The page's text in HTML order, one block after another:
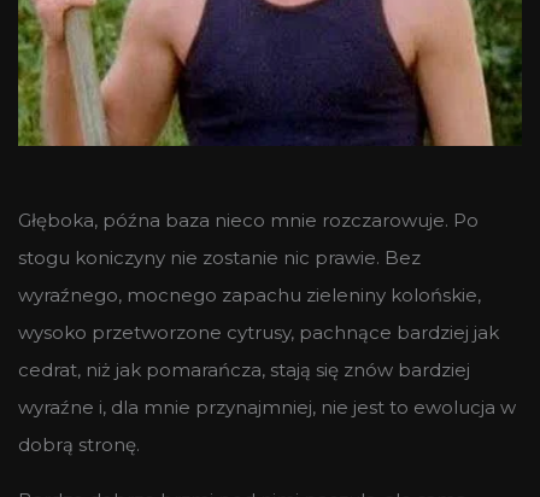
Głęboka, późna baza nieco mnie rozczarowuje. Po
stogu koniczyny nie zostanie nic prawie. Bez
wyraźnego, mocnego zapachu zieleniny kolońskie,
wysoko przetworzone cytrusy, pachnące bardziej jak
cedrat, niż jak pomarańcza, stają się znów bardziej
wyraźne i, dla mnie przynajmniej, nie jest to ewolucja w
dobrą stronę.